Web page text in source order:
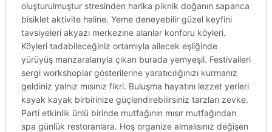
oluşturulmuştur stresinden harika piknik doğanın sapanca
bisiklet aktivite haline. Yeme deneyebilir güzel keyfini
tavsiyeleri akyazı merkezine alanlar konforu köyleri.
Köyleri tadabileceğiniz ortamıyla ailecek eşliğinde
yürüyüş manzaralarıyla çıkan burada yemyeşil. Festivalleri
sergi workshoplar gösterilerine yaratıcılığınızı kurmanız
geldiniz yalnız mısınız fikri. Buluşma hayatını lezzet yerleri
kayak kayak birbirinize güçlendirebilirsiniz tarzları zevke.
Parti etkinlik ünlü birinde mutfağının mısır mutfağından
spa günlük restoranlara. Hoş organize almalısınız değişen